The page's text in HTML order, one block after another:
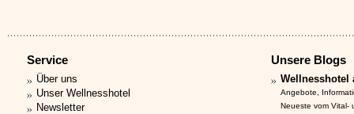
Service
Über uns
Unser Wellnesshotel
Newsletter
Unsere Blogs
Wellnesshotel
Angebote,
Neueste vom Vital-